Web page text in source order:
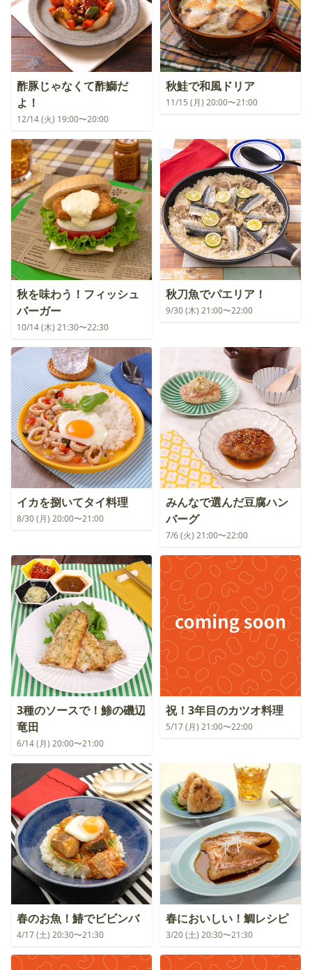
酢豚じゃなくて酢鰤だ
よ！
12/14 (火) 19:00〜20:00
秋鮭で和風ドリア
11/15 (月) 20:00〜21:00
秋を味わう！フィッシュ
バーガー
10/14 (木) 21:30〜22:30
秋刀魚でパエリア！
9/30 (木) 21:00〜22:00
イカを捌いてタイ料理
8/30 (月) 20:00〜21:00
みんなで選んだ豆腐ハン
バーグ
7/6 (火) 21:00〜22:00
3種のソースで！鯵の磯辺
竜田
6/14 (月) 20:00〜21:00
祝！3年目のカツオ料理
5/17 (月) 21:00〜22:00
春のお魚！鰆でビビンバ
4/17 (土) 20:30〜21:30
春においしい！鯛レシピ
3/20 (土) 20:30〜21:30